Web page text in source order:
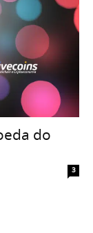
do
3